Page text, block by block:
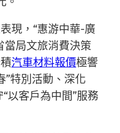
現，“惠游中華-廣
當局文旅消費決策
汽車材料報價極響
”特別活動、深化
以客戶為中間”服務